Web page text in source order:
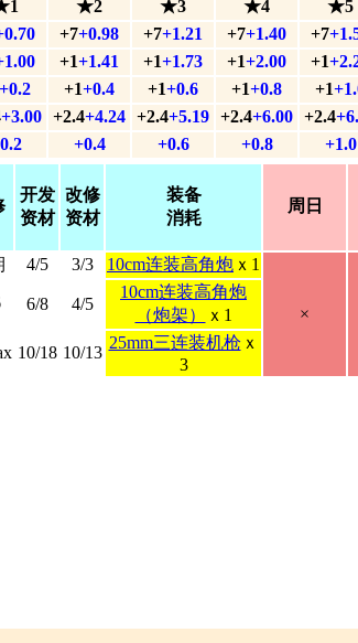
★2 ★3 ★4 ★5
+7+0.98 +7+1.21 +7+1.40 +7
+1+1.41 +1+1.73 +1+2.00 +1
+0.2 +1+0.4 +1+0.6 +1+0.8 +1
+3.00 +2.4+4.24 +2.4+5.19 +2.4+6.00 +2.4
+0.4 +0.6 +0.8 +1.0
开发
资材
改修
资材
装备
消耗
周日
4/5 3/3 10cm连装高角炮 ｘ1
×
6/8 4/5
10cm连装高角炮
（炮架）
ｘ1
10/18 10/13
25mm三连装机枪ｘ
3